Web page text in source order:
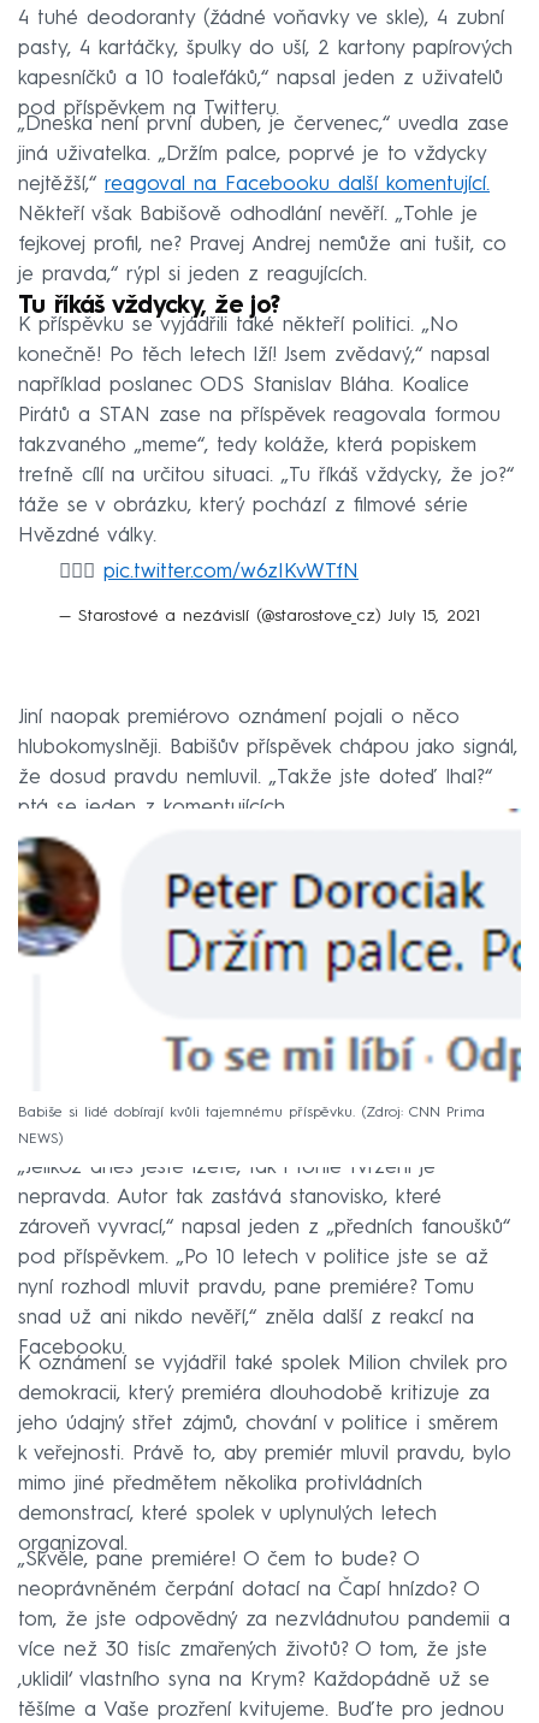
4 tuhé deodoranty (žádné voňavky ve skle), 4 zubní
pasty, 4 kartáčky, špulky do uší, 2 kartony papírových
kapesníčků a 10 toaleťáků,“ napsal jeden z uživatelů
pod příspěvkem na Twitteru.
„Dneska není první duben, je červenec,“ uvedla zase
jiná uživatelka. „Držím palce, poprvé je to vždycky
nejtěžší,“ reagoval na Facebooku další komentující.
Někteří však Babišově odhodlání nevěří. „Tohle je
fejkovej profil, ne? Pravej Andrej nemůže ani tušit, co
je pravda,“ rýpl si jeden z reagujících.
Tu říkáš vždycky, že jo?
K příspěvku se vyjádřili také někteří politici. „No
konečně! Po těch letech lží! Jsem zvědavý,“ napsal
například poslanec ODS Stanislav Bláha. Koalice
Pirátů a STAN zase na příspěvek reagovala formou
takzvaného „meme“, tedy koláže, která popiskem
trefně cílí na určitou situaci. „Tu říkáš vždycky, že jo?“
táže se v obrázku, který pochází z filmové série
Hvězdné války.
🤷🏼‍♂️ pic.twitter.com/w6zIKvWTfN
— Starostové a nezávislí (@starostove_cz) July 15, 2021
Jiní naopak premiérovo oznámení pojali o něco
hlubokomyslněji. Babišův příspěvek chápou jako signál,
že dosud pravdu nemluvil. „Takže jste doteď lhal?“
ptá se jeden z komentujících.
Babiše si lidé dobírají kvůli tajemnému příspěvku.
Zdroj: CNN Prima
NEWS
„Jelikož dnes ještě lžete, tak i tohle tvrzení je
nepravda. Autor tak zastává stanovisko, které
zároveň vyvrací,“ napsal jeden z „předních fanoušků“
pod příspěvkem. „Po 10 letech v politice jste se až
nyní rozhodl mluvit pravdu, pane premiére? Tomu
snad už ani nikdo nevěří,“ zněla další z reakcí na
Facebooku.
K oznámení se vyjádřil také spolek Milion chvilek pro
demokracii, který premiéra dlouhodobě kritizuje za
jeho údajný střet zájmů, chování v politice i směrem
k veřejnosti. Právě to, aby premiér mluvil pravdu, bylo
mimo jiné předmětem několika protivládních
demonstrací, které spolek v uplynulých letech
organizoval.
„Skvěle, pane premiére! O čem to bude? O
neoprávněném čerpání dotací na Čapí hnízdo? O
tom, že jste odpovědný za nezvládnutou pandemii a
více než 30 tisíc zmařených životů? O tom, že jste
,uklidil‘ vlastního syna na Krym? Každopádně už se
těšíme a Vaše prozření kvitujeme. Buďte pro jednou